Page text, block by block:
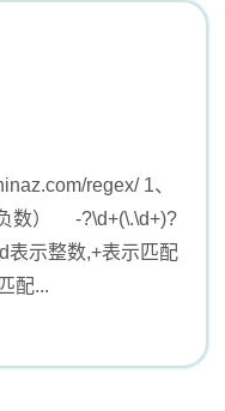
regex/ 1、
数） -?\d+(\.\d+)?
整数,+表示匹配
配...